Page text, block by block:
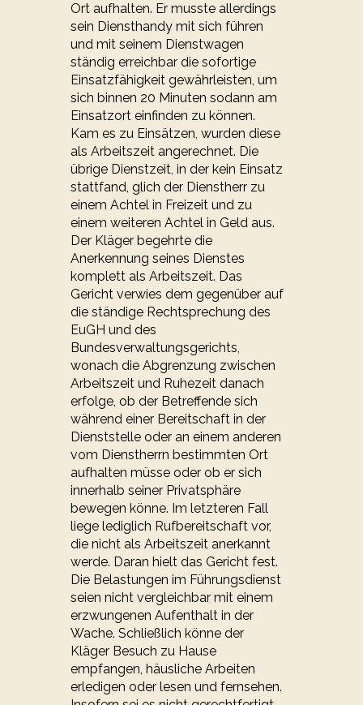
Ort aufhalten. Er musste allerdings
sein Diensthandy mit sich führen
und mit seinem Dienstwagen
ständig erreichbar die sofortige
Einsatzfähigkeit gewährleisten, um
sich binnen 20 Minuten sodann am
Einsatzort einfinden zu können.
Kam es zu Einsätzen, wurden diese
als Arbeitszeit angerechnet. Die
übrige Dienstzeit, in der kein Einsatz
stattfand, glich der Dienstherr zu
einem Achtel in Freizeit und zu
einem weiteren Achtel in Geld aus.
Der Kläger begehrte die
Anerkennung seines Dienstes
komplett als Arbeitszeit. Das
Gericht verwies dem gegenüber auf
die ständige Rechtsprechung des
EuGH und des
Bundesverwaltungsgerichts,
wonach die Abgrenzung zwischen
Arbeitszeit und Ruhezeit danach
erfolge, ob der Betreffende sich
während einer Bereitschaft in der
Dienststelle oder an einem anderen
vom Dienstherrn bestimmten Ort
aufhalten müsse oder ob er sich
innerhalb seiner Privatsphäre
bewegen könne. Im letzteren Fall
liege lediglich Rufbereitschaft vor,
die nicht als Arbeitszeit anerkannt
werde. Daran hielt das Gericht fest.
Die Belastungen im Führungsdienst
seien nicht vergleichbar mit einem
erzwungenen Aufenthalt in der
Wache. Schließlich könne der
Kläger Besuch zu Hause
empfangen, häusliche Arbeiten
erledigen oder lesen und fernsehen.